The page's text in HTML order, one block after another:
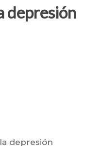
depresión
depresión